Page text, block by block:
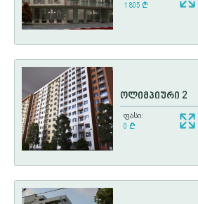
1 805 ¢
ოლიმპიური 2
ფასი:
0 ¢